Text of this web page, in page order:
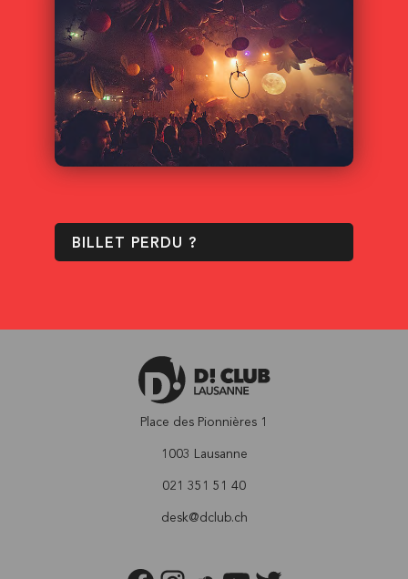
BILLET PERDU ?
Place des Pionnières 1
1003 Lausanne
021 351 51 40
desk@dclub.ch